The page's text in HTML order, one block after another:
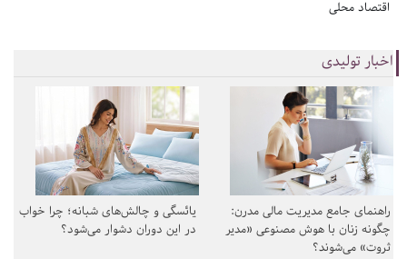
اقتصاد محلی
اخبار تولیدی
راهنمای جامع مدیریت مالی مدرن:
چگونه زنان با هوش مصنوعی «مدیر
ثروت» می‌شوند؟
یائسگی و چالش‌های شبانه؛ چرا خواب
در این دوران دشوار می‌شود؟